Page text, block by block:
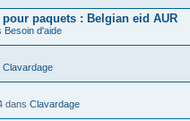
paquets : Belgian eid AUR
Besoin d'aide
Clavardage
dans Clavardage